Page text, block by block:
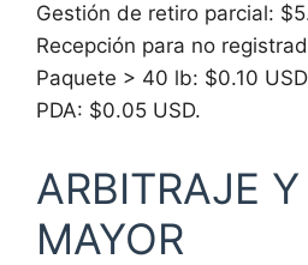
Gestión de retiro parcial:
Recepción para no
Paquete > 40 lb: $0.10
PDA: $0.05 USD.
ARBITRAJE
MAYOR